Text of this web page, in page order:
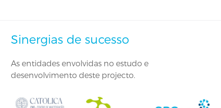
Sinergias de sucesso
As entidades envolvidas no estudo e
desenvolvimento deste projecto.